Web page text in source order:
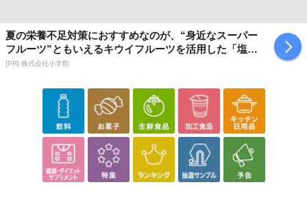
夏の栄養不足対策におすすめなのが、“身近なスーパー
フルーツ”ともいえるキウイフルーツを活用した「塩キ
ウイ」
[PR] 株式会社小学館